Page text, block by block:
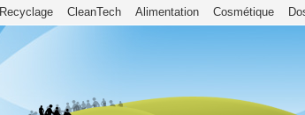
Recyclage CleanTech Alimentation Cosmétique